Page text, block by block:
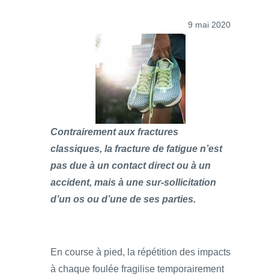
9 mai 2020
Contrairement aux fractures
classiques, la fracture de fatigue n’est
pas due à un contact direct ou à un
accident, mais à une sur-sollicitation
d’un os ou d’une de ses parties.
En course à pied, la répétition des impacts
à chaque foulée fragilise temporairement